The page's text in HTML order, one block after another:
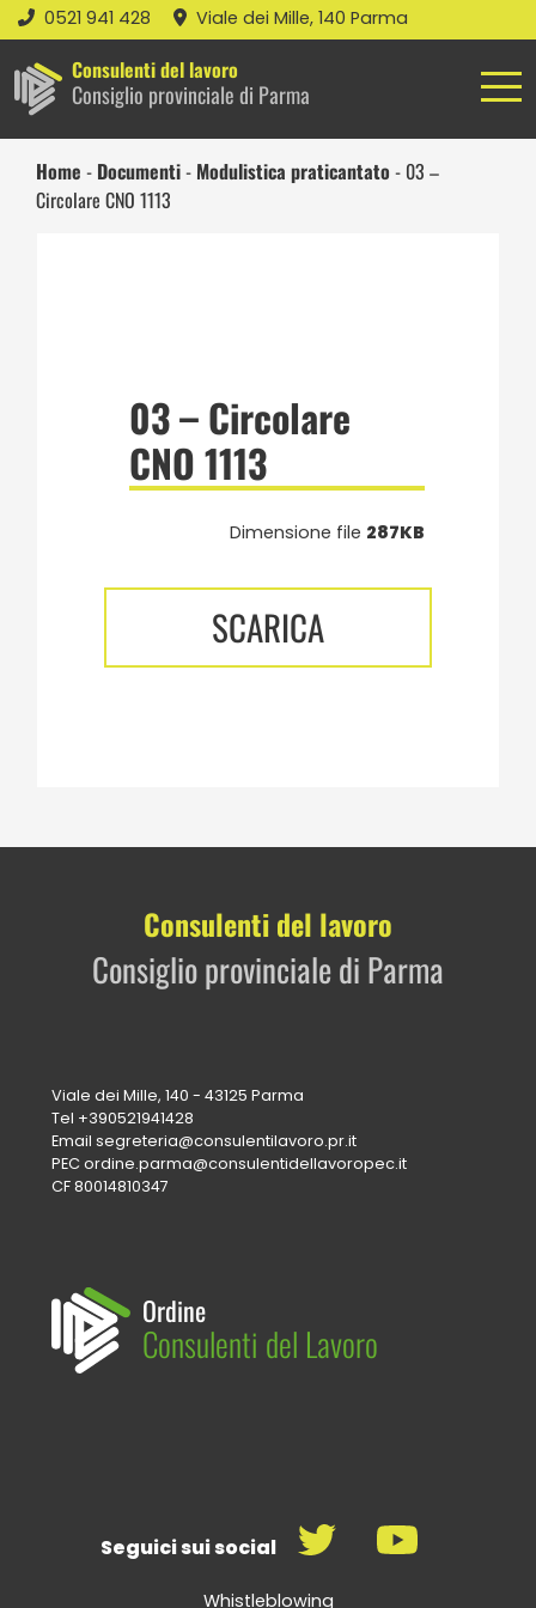
0521 941 428 Viale dei Mille, 140 Parma
Consulenti del lavoro
Consiglio provinciale di Parma
Home - Documenti- Modulistica praticantato - 03 –
Circolare CNO 1113
03 – Circolare
CNO 1113
Dimensione file 287KB
SCARICA
Consulenti del lavoro
Consiglio provinciale di Parma
Viale dei Mille, 140 - 43125 Parma
Tel +390521941428
Emailsegreteria@consulentilavoro.pr.it
PECordine.parma@consulentidellavoropec.it
CF 80014810347
Ordine
Consulenti del Lavoro
Seguici sui social
Whistleblowing